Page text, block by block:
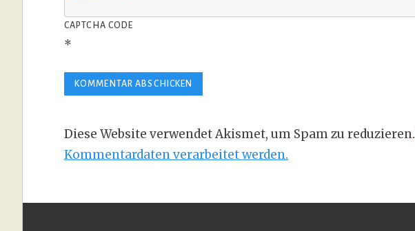
CAPTCHA CODE
*
Diese Website verwendet Akismet, um Spam zu reduzieren.
Kommentardaten verarbeitet werden.